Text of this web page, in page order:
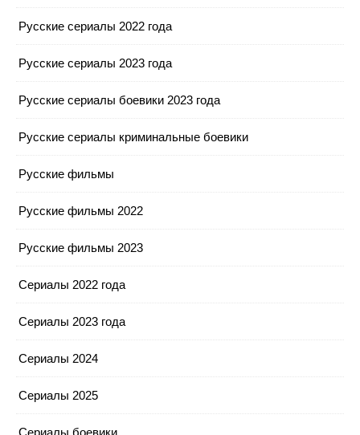
Русские сериалы 2022 года
Русские сериалы 2023 года
Русские сериалы боевики 2023 года
Русские сериалы криминальные боевики
Русские фильмы
Русские фильмы 2022
Русские фильмы 2023
Сериалы 2022 года
Сериалы 2023 года
Сериалы 2024
Сериалы 2025
Сериалы боевики